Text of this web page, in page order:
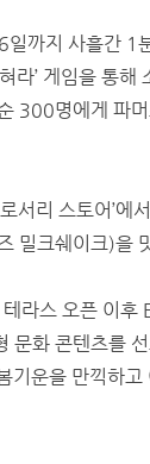
까지 사흘간 1
’ 게임을 통해
300명에게 파
서리 스토어’에
밀크쉐이크)을
라스 오픈 이
화 콘텐츠를
운을 만끽하